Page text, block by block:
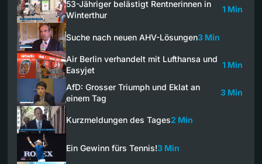
53-Jähriger belästigt Rentnerinnen in
Winterthur
1 Min
Suche nach neuen AHV-Lösungen3 Min
Air Berlin verhandelt mit Lufthansa und
Easyjet
1 Min
AfD: Grosser Triumph und Eklat an
einem Tag
3 Min
Kurzmeldungen des Tages2 Min
Ein Gewinn fürs Tennis!3 Min